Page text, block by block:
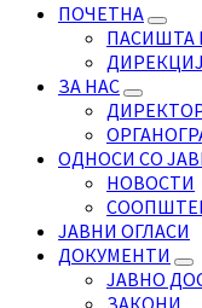
ПОЧЕТНА
ПАСИШТА
ЗА НАС
ОДНОСИ СО
НОВОСТИ
ЈАВНИ ОГЛАСИ
ДОКУМЕНТИ
ЈАВНО
ЗАКОНИ